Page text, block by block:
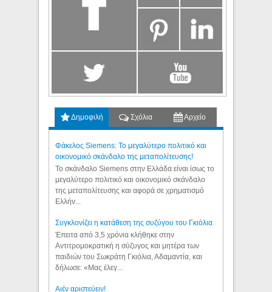
Δημοφιλή Σχόλια Αρχείο
Φάκελος Siemens: Το μεγαλύτερο πολιτικό και
οικονομικό σκάνδαλο της μεταπολίτευσης!
Το σκάνδαλο Siemens στην Ελλάδα είναι ίσως το
μεγαλύτερο πολιτικό και οικονομικό σκάνδαλο
της μεταπολίτευσης και αφορά σε χρηματισμό
Ελλήν...
Συγκλονίζει η κατάθεση της συζύγου του Γκιόλια
Έπειτα από 3,5 χρόνια κλήθηκε στην
Αντιτρομοκρατική η σύζυγος και μητέρα των
παιδιών του Σωκράτη Γκιόλια, Αδαμαντία, και
δήλωσε: «Μας έλεγ...
Aιέν αριστεύειν!